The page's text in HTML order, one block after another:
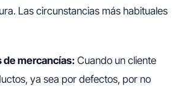
Las circunstancias más habituales
mercancías: Cuando un cliente
ya sea por defectos, por no